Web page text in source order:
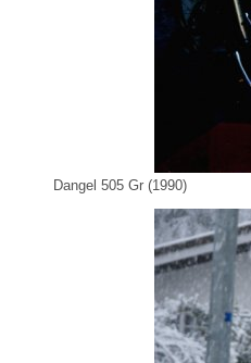
Dangel 505 Gr (1990)